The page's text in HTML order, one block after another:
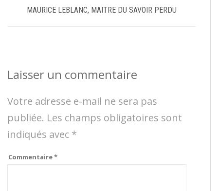
MAURICE LEBLANC, MAITRE DU SAVOIR PERDU
Laisser un commentaire
Votre adresse e-mail ne sera pas
publiée. Les champs obligatoires sont
indiqués avec *
Commentaire*